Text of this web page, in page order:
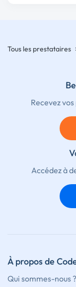
Tous les prestataires
Recevez
Accédez à
À propos de
Qui sommes-nous ?